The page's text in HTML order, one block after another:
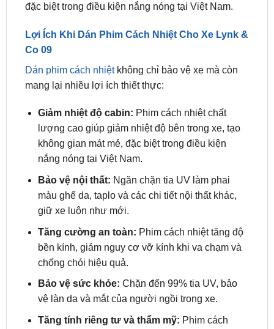
đặc biệt trong điều kiện nắng nóng tại Việt Nam.
Lợi Ích Khi Dán Phim Cách Nhiệt Cho Xe Lynk &
Co 09
Dán phim cách nhiệtkhông chỉ bảo vệ xe mà còn
mang lại nhiều lợi ích thiết thực:
Giảm nhiệt độ cabin: Phim cách nhiệt chất
lượng cao giúp giảm nhiệt độ bên trong xe, tạo
không gian mát mẻ, đặc biệt trong điều kiện
nắng nóng tại Việt Nam.
Bảo vệ nội thất: Ngăn chặn tia UV làm phai
màu ghế da, taplo và các chi tiết nội thất khác,
giữ xe luôn như mới.
Tăng cường an toàn: Phim cách nhiệt tăng độ
bền kính, giảm nguy cơ vỡ kính khi va chạm và
chống chói hiệu quả.
Bảo vệ sức khỏe: Chặn đến 99% tia UV, bảo
vệ làn da và mắt của người ngồi trong xe.
Tăng tính riêng tư và thẩm mỹ: Phim cách